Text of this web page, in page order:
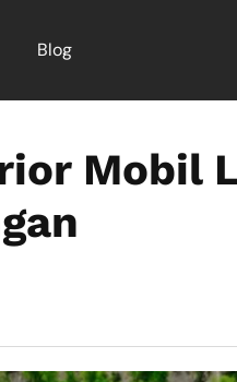
Blog
Mobil